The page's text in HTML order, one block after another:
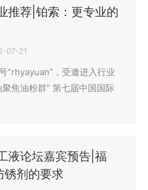
推荐|铂索：更专业的
07-21
“rhyayuan”，受邀进入行业
焦油粉群” 第七届中国国际
液论坛嘉宾预告|福
锈剂的要求